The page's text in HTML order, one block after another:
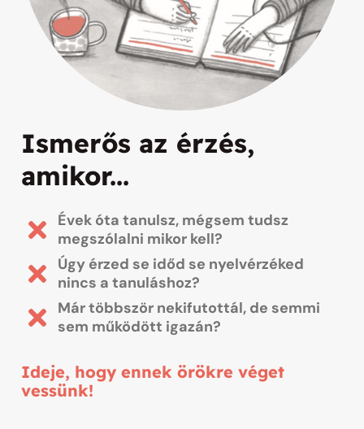
Ismerős az érzés,
amikor...
Évek óta tanulsz, mégsem tudsz
megszólalni mikor kell?
Úgy érzed se időd se nyelvérzéked
nincs a tanuláshoz?
Már többször nekifutottál, de semmi
sem működött igazán?
Ideje, hogy ennek örökre véget
vessünk!